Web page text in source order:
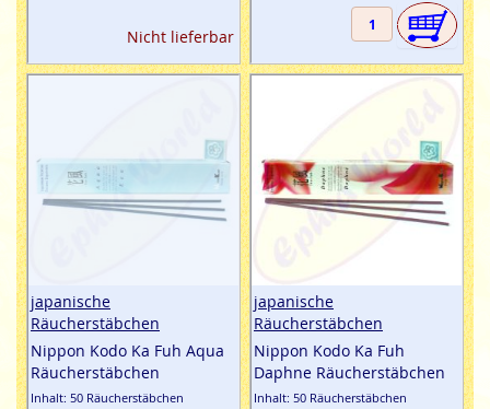
Nicht lieferbar
japanische
Räucherstäbchen
Nippon Kodo Ka Fuh Aqua
Räucherstäbchen
Inhalt: 50 Räucherstäbchen
japanische
Räucherstäbchen
Nippon Kodo Ka Fuh
Daphne Räucherstäbchen
Inhalt: 50 Räucherstäbchen